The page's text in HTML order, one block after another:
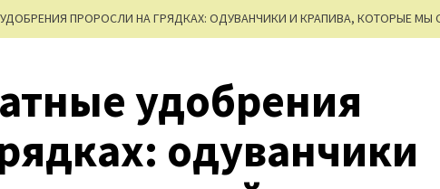
ПРОРОСЛИ НА ГРЯДКАХ: ОДУВАНЧИКИ И КРАПИВА, КОТОРЫЕ МЫ
удобрения
одуванчики